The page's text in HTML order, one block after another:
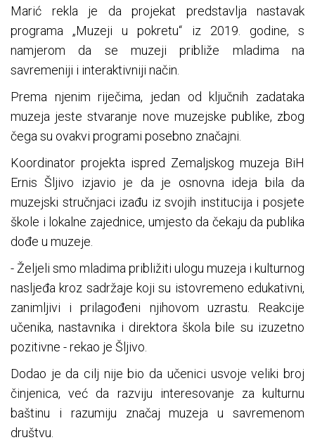
Marić rekla je da projekat predstavlja nastavak
programa „Muzeji u pokretu“ iz 2019. godine, s
namjerom da se muzeji približe mladima na
savremeniji i interaktivniji način.
Prema njenim riječima, jedan od ključnih zadataka
muzeja jeste stvaranje nove muzejske publike, zbog
čega su ovakvi programi posebno značajni.
Koordinator projekta ispred Zemaljskog muzeja BiH
Ernis Šljivo izjavio je da je osnovna ideja bila da
muzejski stručnjaci izađu iz svojih institucija i posjete
škole i lokalne zajednice, umjesto da čekaju da publika
dođe u muzeje.
- Željeli smo mladima približiti ulogu muzeja i kulturnog
nasljeđa kroz sadržaje koji su istovremeno edukativni,
zanimljivi i prilagođeni njihovom uzrastu. Reakcije
učenika, nastavnika i direktora škola bile su izuzetno
pozitivne - rekao je Šljivo.
Dodao je da cilj nije bio da učenici usvoje veliki broj
činjenica, već da razviju interesovanje za kulturnu
baštinu i razumiju značaj muzeja u savremenom
društvu.